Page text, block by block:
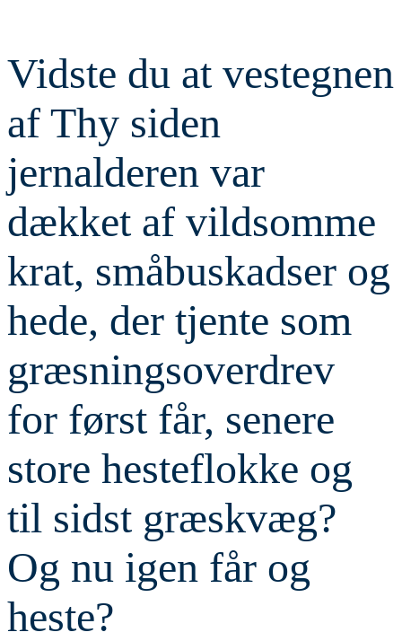
Vidste du at vestegnen
af Thy siden
jernalderen var
dækket af vildsomme
krat, småbuskadser og
hede, der tjente som
græsningsoverdrev
for først får, senere
store hesteflokke og
til sidst græskvæg?
Og nu igen får og
heste?